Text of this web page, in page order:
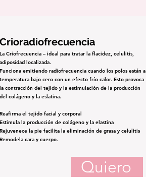
Crioradiofrecuencia
La Criofrecuencia – ideal para tratar la flacidez, celulitis,
adiposidad localizada.
Funciona emitiendo radiofrecuencia cuando los polos están a
temperatura bajo cero con un efecto frío calor. Esto provoca
la contracción del tejido y la estimulación de la producción
del colágeno y la eslatina.
Reafirma el tejido facial y corporal
Estimula la producción de colágeno y la elastina
Rejuvenece la pie facilita la eliminación de grasa y celulitis
Remodela cara y cuerpo.
Quiero